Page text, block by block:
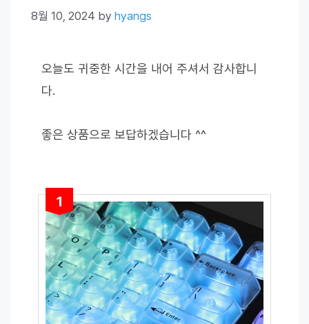
8월 10, 2024 by hyangs
오늘도 귀중한 시간을 내어 주셔서 감사합니
다.
좋은 상품으로 보답하겠습니다 ^^
1